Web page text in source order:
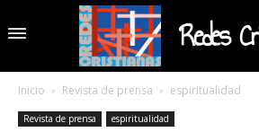
Redes
Inicio Revista de prensa espiritualidad
Revista de prensa espiritualidad